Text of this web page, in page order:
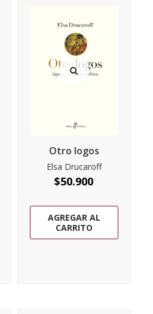
Otro logos
Elsa Drucaroff
$50.900
AGREGAR AL
CARRITO